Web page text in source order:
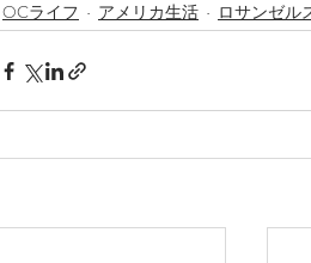
OCライフ
アメリカ生活 ロサンゼル